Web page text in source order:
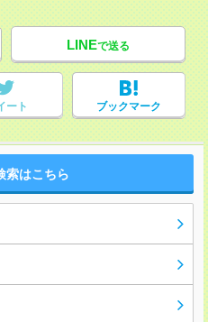
LINEで送る
ート ブックマーク
索はこちら